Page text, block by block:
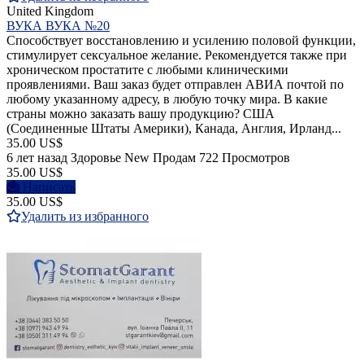
United Kingdom
ВУКА ВУКА №20
Способствует восстановлению и усилению половой функции,
стимулирует сексуальное желание. Рекомендуется также при
хроническом простатите с любыми клиническими
проявлениями. Ваш заказ будет отправлен АВИА почтой по
любому указанному адресу, в любую точку мира. В какие
страны можно заказать вашу продукцию? США
(Соединенные Штаты Америки), Канада, Англия, Ирланд...
35.00 US$
6 лет назад Здоровье New Продам 722 Просмотров
35.00 US$
Написать
35.00 US$
Удалить из избранного